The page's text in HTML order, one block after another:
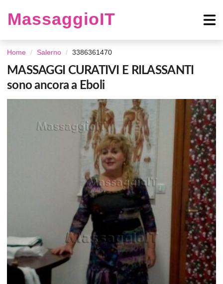
MassaggioIT
Home Salerno 3386361470
MASSAGGI CURATIVI E RILASSANTI
sono ancora a Eboli